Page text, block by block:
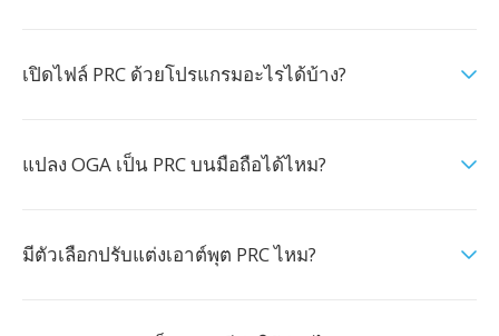
เปิดไฟล์ PRC ด้วยโปรแกรมอะไรได้บ้าง?
แปลง OGA เป็น PRC บนมือถือได้ไหม?
มีตัวเลือกปรับแต่งเอาต์พุต PRC ไหม?